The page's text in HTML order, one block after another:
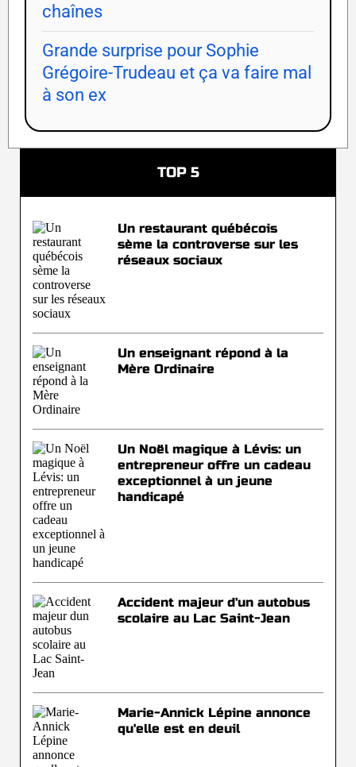
chaînes
Grande surprise pour Sophie
Grégoire-Trudeau et ça va faire mal
à son ex
TOP 5
Un restaurant québécois
sème la controverse sur les
réseaux sociaux
Un enseignant répond à la
Mère Ordinaire
Un Noël magique à Lévis: un
entrepreneur offre un cadeau
exceptionnel à un jeune
handicapé
Accident majeur d'un autobus
scolaire au Lac Saint-Jean
Marie-Annick Lépine annonce
qu'elle est en deuil